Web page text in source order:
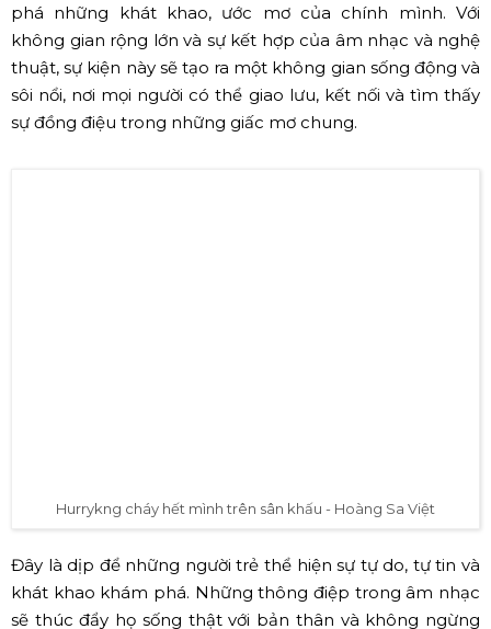
phá những khát khao, ước mơ của chính mình. Với
không gian rộng lớn và sự kết hợp của âm nhạc và nghệ
thuật, sự kiện này sẽ tạo ra một không gian sống động và
sôi nổi, nơi mọi người có thể giao lưu, kết nối và tìm thấy
sự đồng điệu trong những giấc mơ chung.
Hurrykng cháy hết mình trên sân khấu - Hoàng Sa Việt
Đây là dịp để những người trẻ thể hiện sự tự do, tự tin và
khát khao khám phá. Những thông điệp trong âm nhạc
sẽ thúc đẩy họ sống thật với bản thân và không ngừng